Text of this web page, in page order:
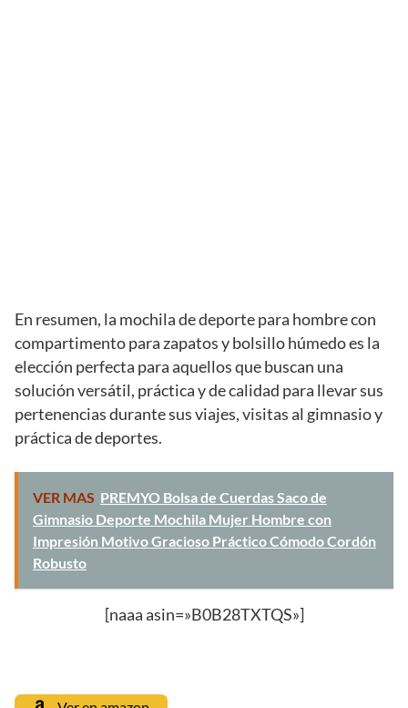
En resumen, la mochila de deporte para hombre con
compartimento para zapatos y bolsillo húmedo es la
elección perfecta para aquellos que buscan una
solución versátil, práctica y de calidad para llevar sus
pertenencias durante sus viajes, visitas al gimnasio y
práctica de deportes.
VER MAS PREMYO Bolsa de Cuerdas Saco de
Gimnasio Deporte Mochila Mujer Hombre con
Impresión Motivo Gracioso Práctico Cómodo Cordón
Robusto
[naaa asin=»B0B28TXTQS»]